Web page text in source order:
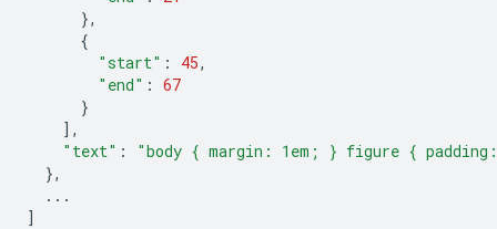
},
{
"start" : 45,
"end" : 67
}
],
"text" :
"body { margin: 1em; } figure {
},
...
]